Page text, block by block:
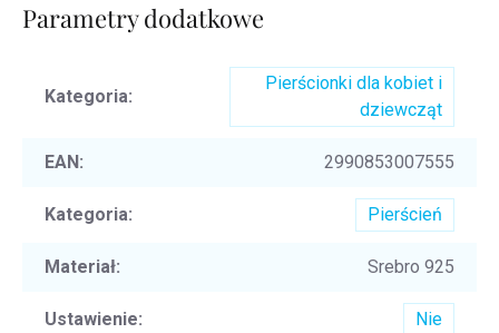
Parametry dodatkowe
Kategoria:
Pierścionki dla kobiet i
dziewcząt
EAN: 2990853007555
Kategoria: Pierścień
Materiał: Srebro 925
Ustawienie: Nie